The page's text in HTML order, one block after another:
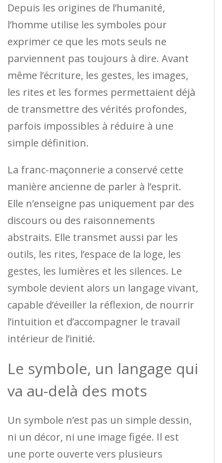
Depuis les origines de l’humanité,
l’homme utilise les symboles pour
exprimer ce que les mots seuls ne
parviennent pas toujours à dire. Avant
même l’écriture, les gestes, les images,
les rites et les formes permettaient déjà
de transmettre des vérités profondes,
parfois impossibles à réduire à une
simple définition.
La franc-maçonnerie a conservé cette
manière ancienne de parler à l’esprit.
Elle n’enseigne pas uniquement par des
discours ou des raisonnements
abstraits. Elle transmet aussi par les
outils, les rites, l’espace de la loge, les
gestes, les lumières et les silences. Le
symbole devient alors un langage vivant,
capable d’éveiller la réflexion, de nourrir
l’intuition et d’accompagner le travail
intérieur de l’initié.
Le symbole, un langage qui
va au-delà des mots
Un symbole n’est pas un simple dessin,
ni un décor, ni une image figée. Il est
une porte ouverte vers plusieurs